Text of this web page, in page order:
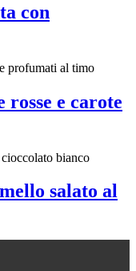
con
e carote
salato al